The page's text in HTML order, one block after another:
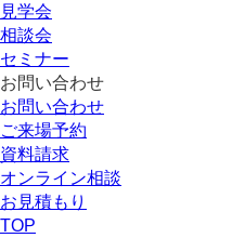
見学会
相談会
セミナー
お問い合わせ
お問い合わせ
ご来場予約
資料請求
オンライン相談
お見積もり
TOP